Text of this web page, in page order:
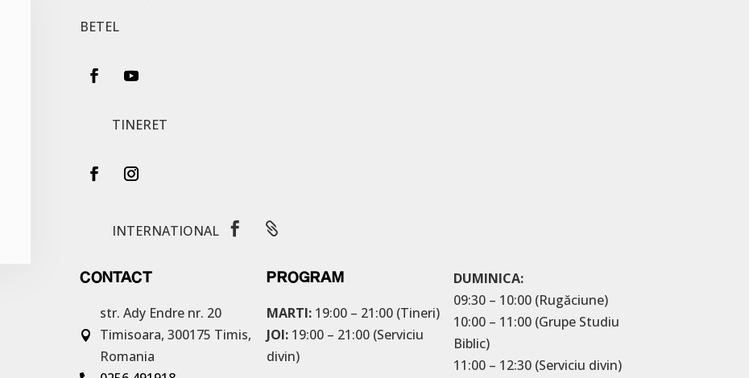
BETEL
TINERET
INTERNATIONAL  
CONTACT

str. Ady Endre nr. 20
Timisoara, 300175 Timis,
Romania
PROGRAM
MARTI: 19:00 – 21:00 (Tineri)
JOI: 19:00 – 21:00 (Serviciu
divin)
DUMINICA:
09:30 – 10:00 (Rugăciune)
10:00 – 11:00 (Grupe Studiu
Biblic)
11:00 – 12:30 (Serviciu divin)